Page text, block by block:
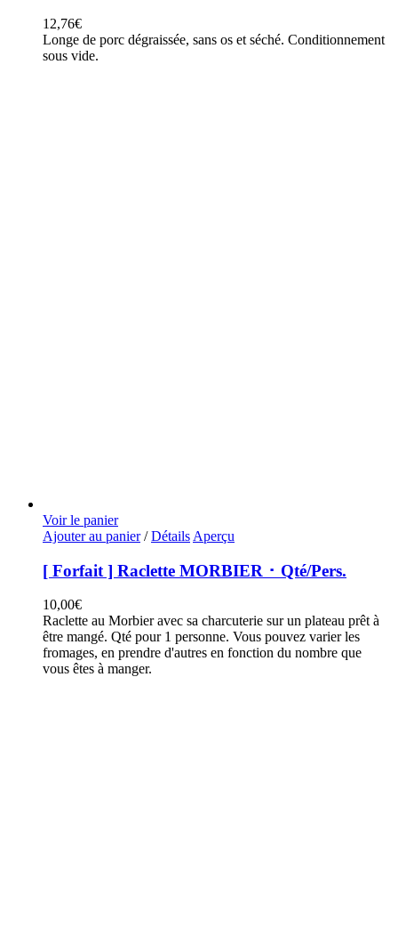
12,76€
Longe de porc dégraissée, sans os et séché. Conditionnement
sous vide.
Voir le panier
Ajouter au panier / Détails Aperçu
[ Forfait ] Raclette MORBIER ･ Qté/Pers.
10,00€
Raclette au Morbier avec sa charcuterie sur un plateau prêt à
être mangé. Qté pour 1 personne. Vous pouvez varier les
fromages, en prendre d'autres en fonction du nombre que
vous êtes à manger.